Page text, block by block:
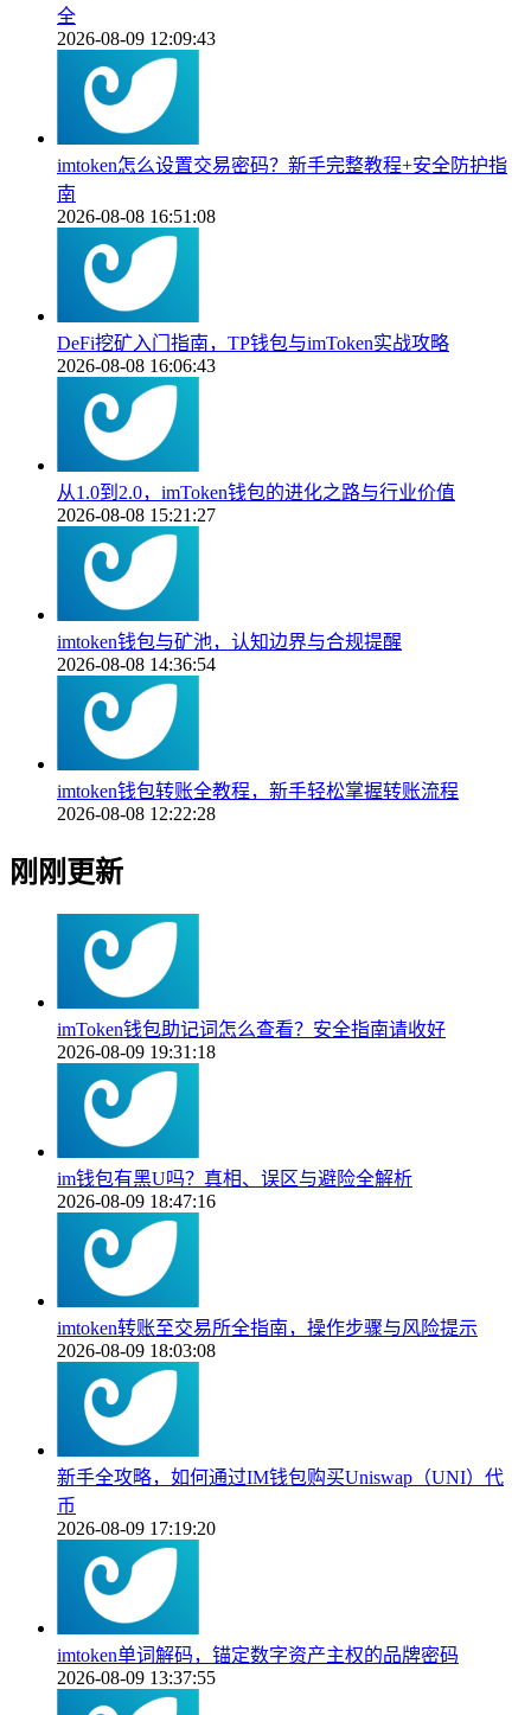
全
2026-08-09 12:09:43
imtoken怎么设置交易密码？新手完整教程+安全防护指
南
2026-08-08 16:51:08
DeFi挖矿入门指南，TP钱包与imToken实战攻略
2026-08-08 16:06:43
从1.0到2.0，imToken钱包的进化之路与行业价值
2026-08-08 15:21:27
imtoken钱包与矿池，认知边界与合规提醒
2026-08-08 14:36:54
imtoken钱包转账全教程，新手轻松掌握转账流程
2026-08-08 12:22:28
刚刚更新
imToken钱包助记词怎么查看？安全指南请收好
2026-08-09 19:31:18
im钱包有黑U吗？真相、误区与避险全解析
2026-08-09 18:47:16
imtoken转账至交易所全指南，操作步骤与风险提示
2026-08-09 18:03:08
新手全攻略，如何通过IM钱包购买Uniswap（UNI）代
币
2026-08-09 17:19:20
imtoken单词解码，锚定数字资产主权的品牌密码
2026-08-09 13:37:55